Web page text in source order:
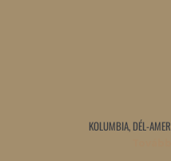
KOLUMBIA, DÉL-